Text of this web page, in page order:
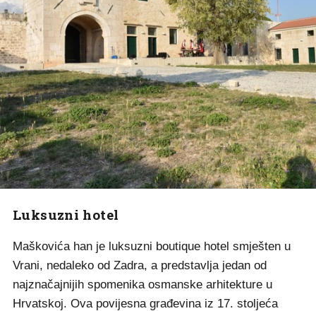
Luksuzni hotel
Maškovića han je luksuzni boutique hotel smješten u
Vrani, nedaleko od Zadra, a predstavlja jedan od
najznačajnijih spomenika osmanske arhitekture u
Hrvatskoj. Ova povijesna građevina iz 17. stoljeća